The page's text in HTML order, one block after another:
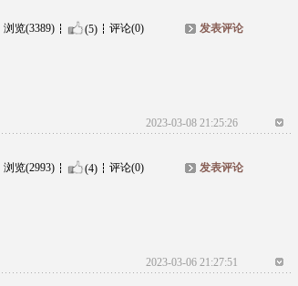
浏览(3389) (5) 评论(0) 发表评论
2023-03-08 21:25:26
浏览(2993) (4) 评论(0) 发表评论
2023-03-06 21:27:51